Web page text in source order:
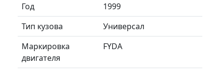
Год
1999
Тип кузова
Универсал
Маркировка
двигателя
FYDA